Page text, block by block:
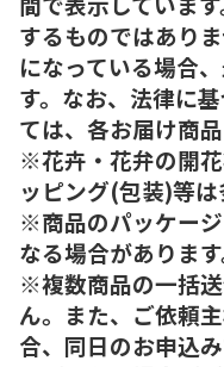
するものではあり
になっている場合
す。なお、法律に
ては、各お届け商
※花卉・花弁の開
ッピング(包装)等は
※商品のパッケー
なる場合があります
※複数商品の一括
ん。また、ご依頼
合、同日のお申込